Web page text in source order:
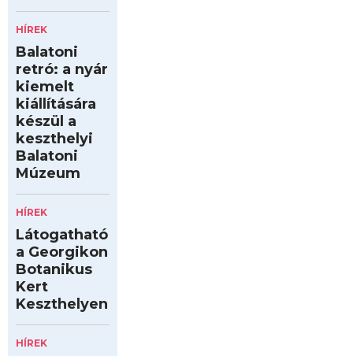
HÍREK
Balatoni
retró: a nyár
kiemelt
kiállítására
készül a
keszthelyi
Balatoni
Múzeum
HÍREK
Látogatható
a Georgikon
Botanikus
Kert
Keszthelyen
HÍREK